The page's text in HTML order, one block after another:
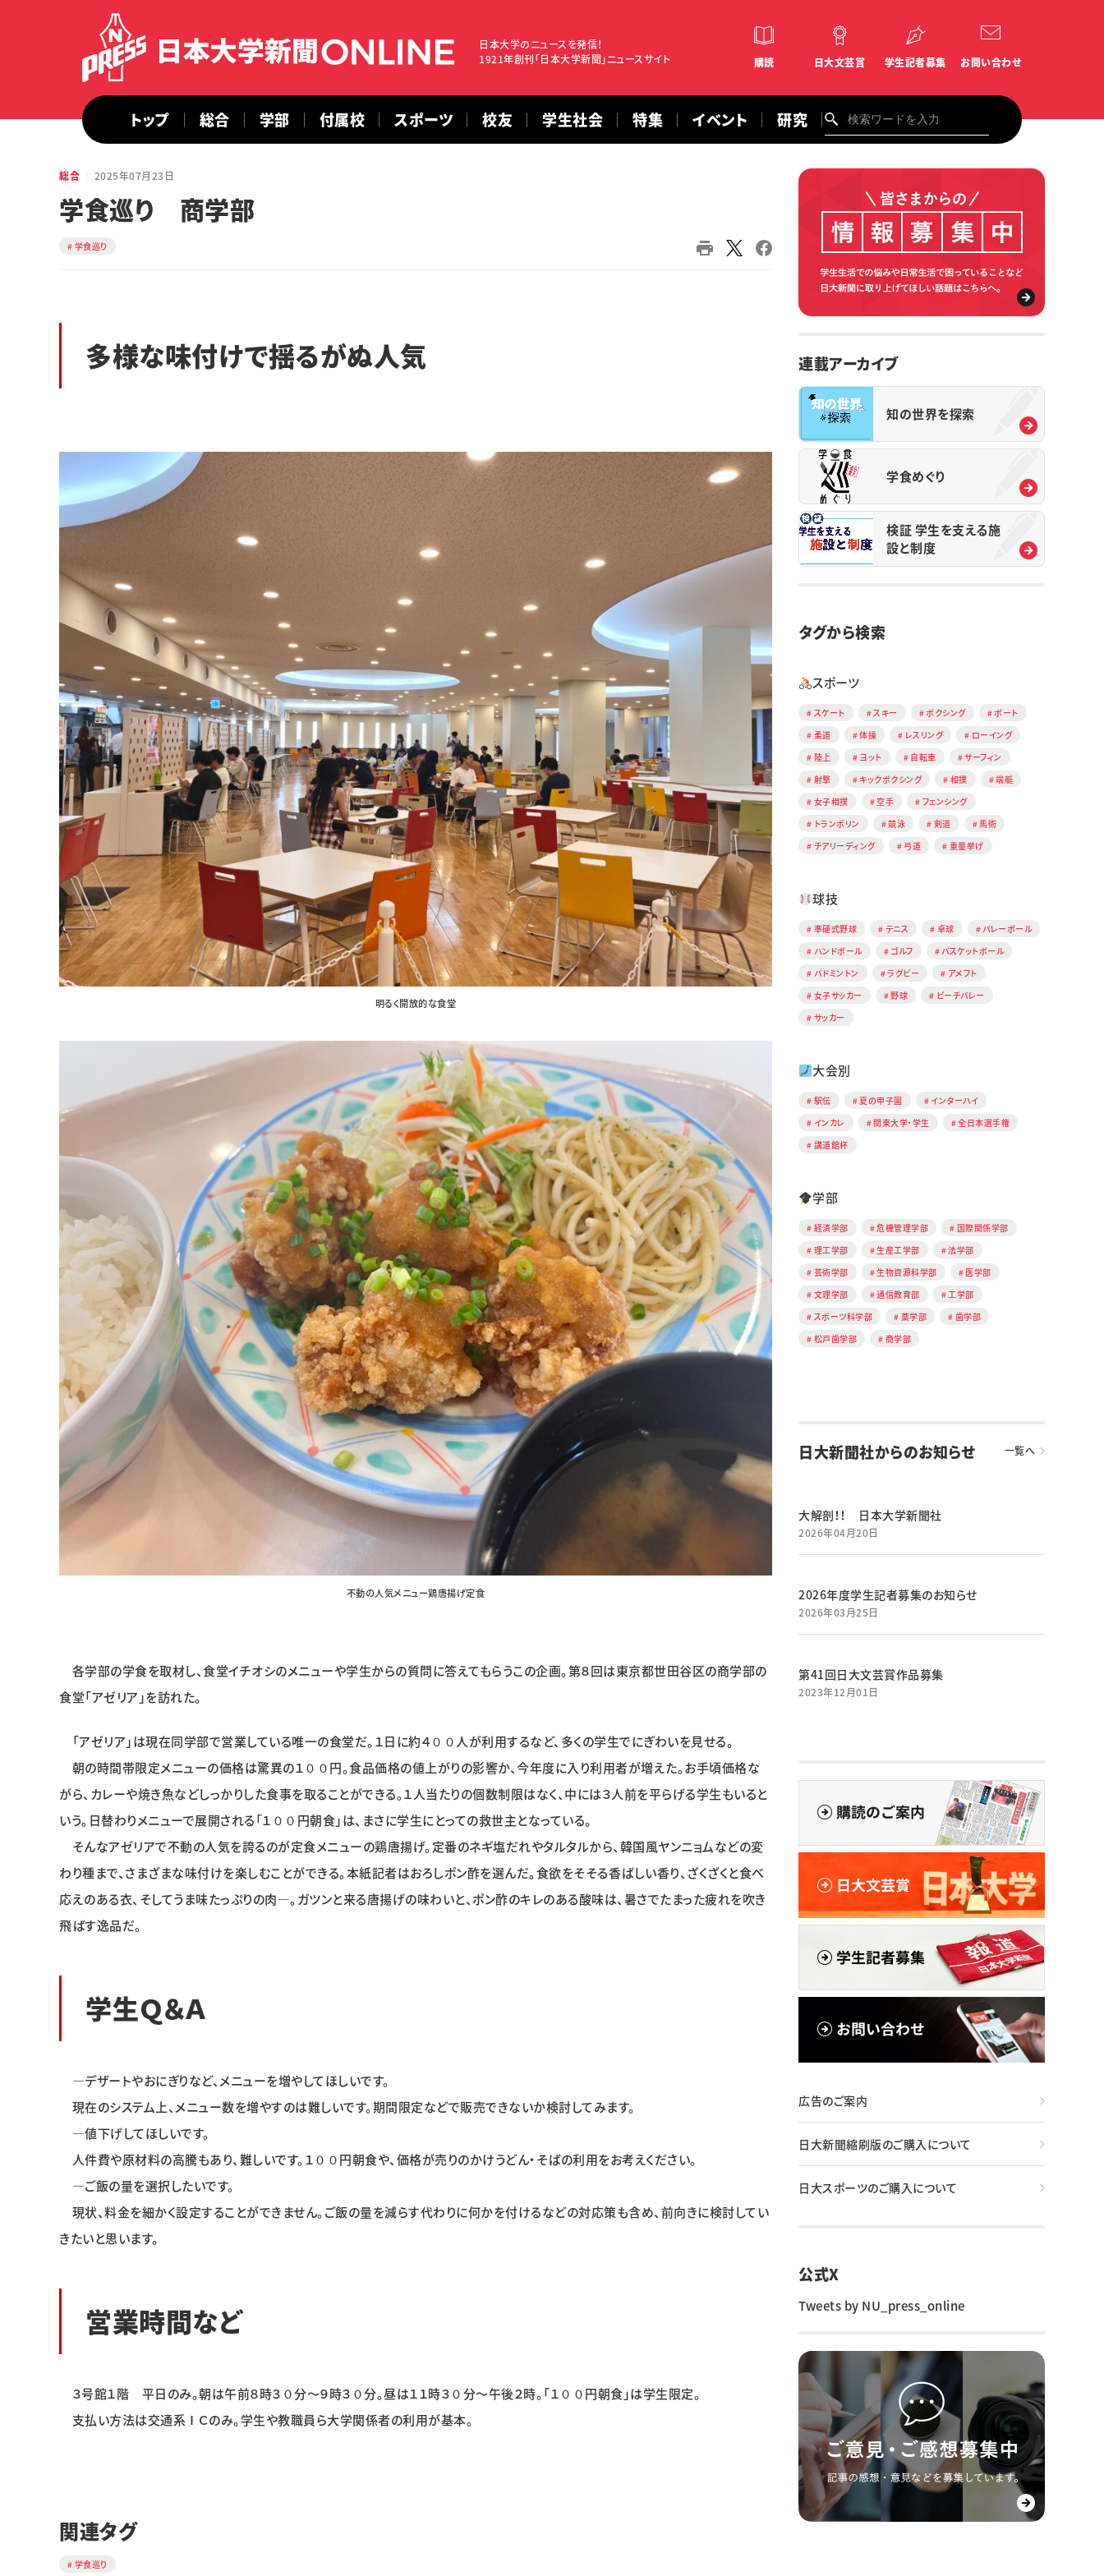
日本大学のニュースを発信！
1921年創刊「日本大学新聞」ニュースサイト
購読 日大文芸賞 学生記者募集 お問い合わせ
トップ 総合 学部 付属校 スポーツ 校友 学生社会 特集 イベント 研究
総合 2025年07月23日
学食巡り 商学部
学食巡り
多様な味付けで揺るがぬ人気
明るく開放的な食堂
不動の人気メニュー鶏唐揚げ定食
各学部の学食を取材し、食堂イチオシのメニューや学生からの質問に答えてもらうこの企画。第８回は東京都世田谷区の商学部の
食堂「アゼリア」を訪れた。
「アゼリア」は現在同学部で営業している唯一の食堂だ。１日に約４００人が利用するなど、多くの学生でにぎわいを見せる。
朝の時間帯限定メニューの価格は驚異の１００円。食品価格の値上がりの影響か、今年度に入り利用者が増えた。お手頃価格な
がら、カレーや焼き魚などしっかりした食事を取ることができる。１人当たりの個数制限はなく、中には３人前を平らげる学生もいると
いう。日替わりメニューで展開される「１００円朝食」は、まさに学生にとっての救世主となっている。
そんなアゼリアで不動の人気を誇るのが定食メニューの鶏唐揚げ。定番のネギ塩だれやタルタルから、韓国風ヤンニョムなどの変
わり種まで、さまざまな味付けを楽しむことができる。本紙記者はおろしポン酢を選んだ。食欲をそそる香ばしい香り、ざくざくと食べ
応えのある衣、そしてうま味たっぷりの肉―。ガツンと来る唐揚げの味わいと、ポン酢のキレのある酸味は、暑さでたまった疲れを吹き
飛ばす逸品だ。
学生Ｑ＆Ａ
―デザートやおにぎりなど、メニューを増やしてほしいです。
現在のシステム上、メニュー数を増やすのは難しいです。期間限定などで販売できないか検討してみます。
―値下げしてほしいです。
人件費や原材料の高騰もあり、難しいです。１００円朝食や、価格が売りのかけうどん・そばの利用をお考えください。
―ご飯の量を選択したいです。
現状、料金を細かく設定することができません。ご飯の量を減らす代わりに何かを付けるなどの対応策も含め、前向きに検討してい
きたいと思います。
営業時間など
３号館１階 平日のみ。朝は午前８時３０分～９時３０分。昼は１１時３０分～午後２時。「１００円朝食」は学生限定。
支払い方法は交通系ⅠＣのみ。学生や教職員ら大学関係者の利用が基本。
関連タグ
学食巡り
連載アーカイブ
知の世界を探索
学食めぐり
検証 学生を支える施
設と制度
タグから検索
スポーツ
スケート スキー ボクシング
ボート
柔道
体操 レスリング
ローイング
陸上
ヨット 自転車
サーフィン
射撃
キックボクシング 相撲
端艇
女子相撲
空手
フェンシング
トランポリン
競泳 剣道
馬術
チアリーディング
弓道 重量挙げ
球技
準硬式野球 テニス 卓球
バレーボール
ハンドボール
ゴルフ
バスケットボール
バドミントン
ラグビー
アメフト
女子サッカー
野球
ビーチバレー
サッカー
大会別
駅伝 夏の甲子園
インターハイ
インカレ
関東大学・学生
全日本選手権
講道館杯
学部
経済学部 危機管理学部
国際関係学部
理工学部
生産工学部
法学部
芸術学部
生物資源科学部
医学部
文理学部
通信教育部
工学部
スポーツ科学部
薬学部
歯学部
松戸歯学部
商学部
日大新聞社からのお知らせ 一覧へ
大解剖！！ 日本大学新聞社
2026年04月20日
2026年度学生記者募集のお知らせ
2026年03月25日
第41回日大文芸賞作品募集
2023年12月01日
広告のご案内
日大新聞縮刷版のご購入について
日大スポーツのご購入について
公式X
Tweets by NU_press_online